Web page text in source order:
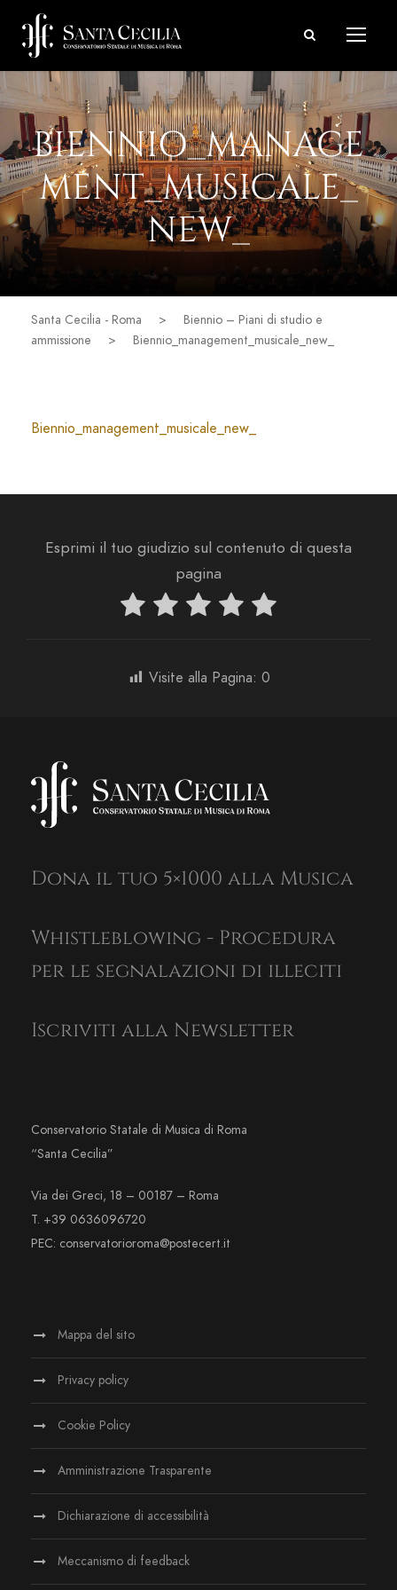
BIENNIO_MANAGE
MENT_MUSICALE_
NEW_
Santa Cecilia - Roma >
Biennio – Piani di studio e
ammissione
> Biennio_management_musicale_new_
Biennio_management_musicale_new_
Esprimi il tuo giudizio sul contenuto di questa
pagina
Visite alla Pagina: 0
Dona il tuo 5×1000 alla Musica
Whistleblowing - Procedura
per le segnalazioni di illeciti
Iscriviti alla Newsletter
Conservatorio Statale di Musica di Roma
“Santa Cecilia”
Via dei Greci, 18 – 00187 – Roma
T. +39 0636096720
PEC: conservatorioroma@postecert.it
Mappa del sito
Privacy policy
Cookie Policy
Amministrazione Trasparente
Dichiarazione di accessibilità
Meccanismo di feedback